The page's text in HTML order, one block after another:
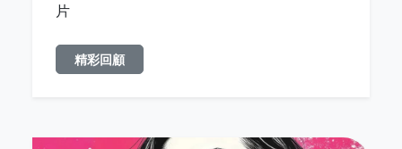
片
精彩回顧